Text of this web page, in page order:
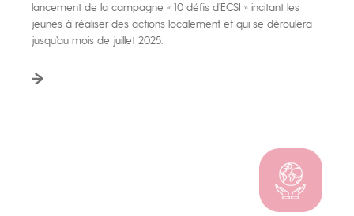
lancement de la campagne « 10 défis d’ECSI » incitant les
jeunes à réaliser des actions localement et qui se déroulera
jusqu’au mois de juillet 2025.